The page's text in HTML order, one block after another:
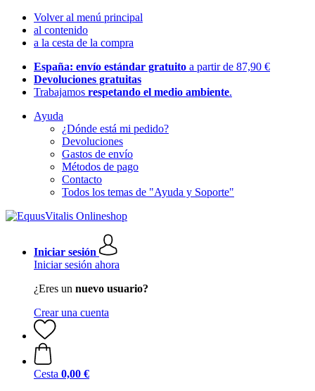
Volver al menú principal
al contenido
a la cesta de la compra
España: envío estándar gratuito a partir de 87,90 €
Devoluciones gratuitas
Trabajamos respetando el medio ambiente.
Ayuda
¿Dónde está mi pedido?
Devoluciones
Gastos de envío
Métodos de pago
Contacto
Todos los temas de "Ayuda y Soporte"
Iniciar sesión
Iniciar sesión ahora
¿Eres un nuevo usuario?
Crear una cuenta
Cesta 0,00 €